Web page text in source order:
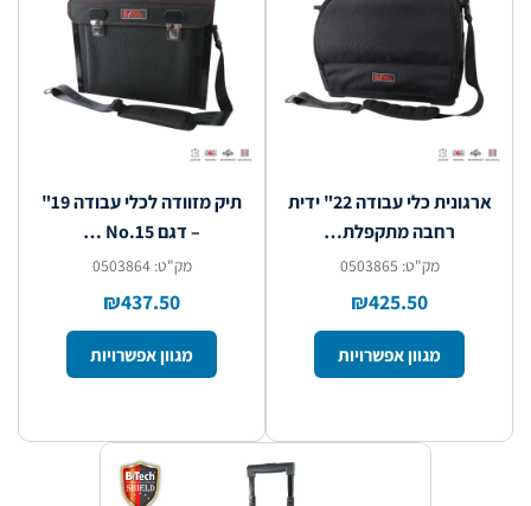
ארגונית כלי עבודה 22" ידית
רחבה מתקפלת…
₪425.50
מגוון אפשרויות
תיק מזוודה לכלי עבודה 19"
₪437.50
מגוון אפשרויות